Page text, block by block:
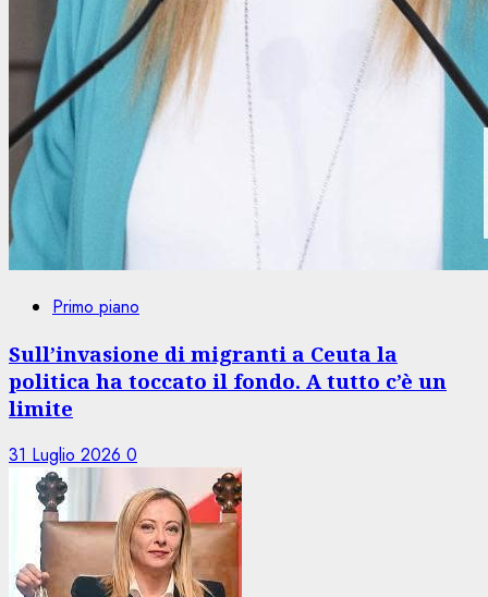
Primo piano
Sull’invasione di migranti a Ceuta la
politica ha toccato il fondo. A tutto c’è un
limite
31 Luglio 2026 0